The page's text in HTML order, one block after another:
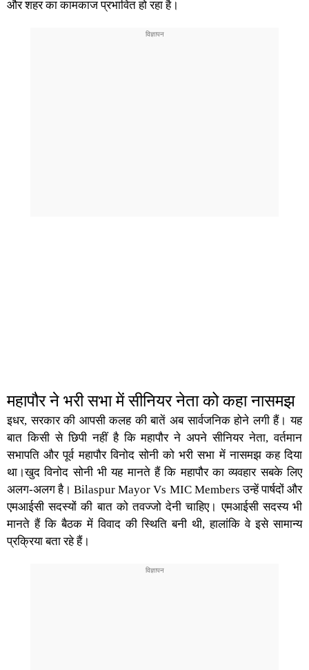
और शहर का कामकाज प्रभावित हो रहा है।
महापौर ने भरी सभा में सीनियर नेता को कहा नासमझ
इधर, सरकार की आपसी कलह की बातें अब सार्वजनिक होने लगी हैं। यह
बात किसी से छिपी नहीं है कि महापौर ने अपने सीनियर नेता, वर्तमान
सभापति और पूर्व महापौर विनोद सोनी को भरी सभा में नासमझ कह दिया
था।खुद विनोद सोनी भी यह मानते हैं कि महापौर का व्यवहार सबके लिए
अलग-अलग है।Bilaspur Mayor Vs MIC Members उन्हें पार्षदों और
एमआईसी सदस्यों की बात को तवज्जो देनी चाहिए। एमआईसी सदस्य भी
मानते हैं कि बैठक में विवाद की स्थिति बनी थी, हालांकि वे इसे सामान्य
प्रक्रिया बता रहे हैं।